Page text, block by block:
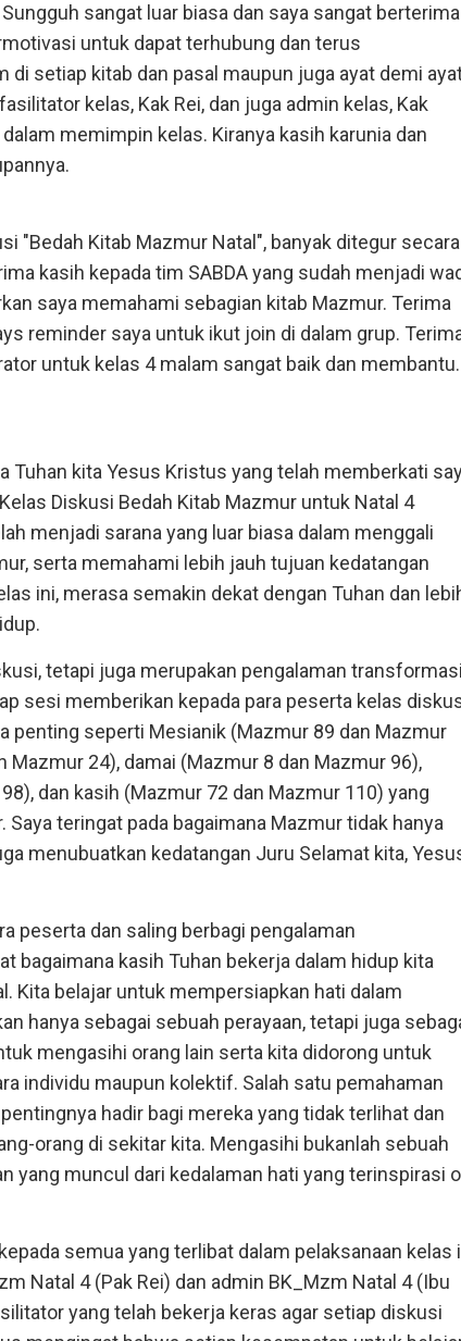
sangat luar biasa dan saya sangat berterima
untuk dapat terhubung dan terus
setiap kitab dan pasal maupun juga ayat demi
kelas, Kak Rei, dan juga admin kelas, Kak
memimpin kelas. Kiranya kasih karunia dan
"Bedah Kitab Mazmur Natal", banyak ditegur secara
kasih kepada tim SABDA yang sudah menjadi
saya memahami sebagian kitab Mazmur. Terima
reminder saya untuk ikut join di dalam grup.
untuk kelas 4 malam sangat baik dan membantu.
Tuhan kita Yesus Kristus yang telah memberkati
Diskusi Bedah Kitab Mazmur untuk Natal 4
menjadi sarana yang luar biasa dalam menggali
serta memahami lebih jauh tujuan kedatangan
ini, merasa semakin dekat dengan Tuhan dan
tetapi juga merupakan pengalaman transformasi
sesi memberikan kepada para peserta kelas
penting seperti Mesianik (Mazmur 89 dan Mazmur
Mazmur 24), damai (Mazmur 8 dan Mazmur 96),
dan kasih (Mazmur 72 dan Mazmur 110) yang
teringat pada bagaimana Mazmur tidak hanya
menubuatkan kedatangan Juru Selamat kita,
peserta dan saling berbagi pengalaman
bagaimana kasih Tuhan bekerja dalam hidup kita
Kita belajar untuk mempersiapkan hati dalam
hanya sebagai sebuah perayaan, tetapi juga
mengasihi orang lain serta kita didorong untuk
individu maupun kolektif. Salah satu pemahaman
hadir bagi mereka yang tidak terlihat dan
orang di sekitar kita. Mengasihi bukanlah sebuah
yang muncul dari kedalaman hati yang terinspirasi
semua yang terlibat dalam pelaksanaan kelas
Natal 4 (Pak Rei) dan admin BK_Mzm Natal 4 (Ibu
yang telah bekerja keras agar setiap diskusi